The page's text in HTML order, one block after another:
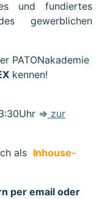
und fundiertes
gewerblichen
PATONakademie
kennen!
=> zur
als Inhouse-
per email oder